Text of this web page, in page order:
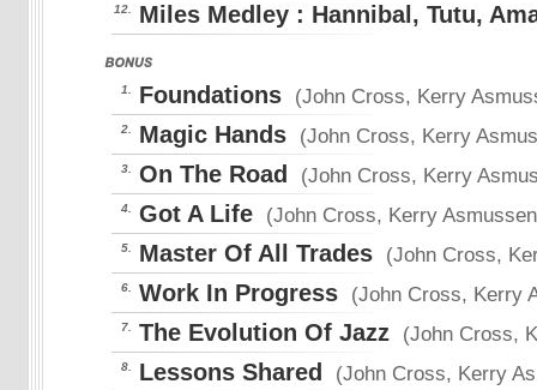
12. Miles Medley : Hannibal, Tutu,
1. Foundations (John Cross, Kerry
2. Magic Hands (John Cross, Kerry
3. On The Road (John Cross, Kerry
4. Got A Life (John Cross, Kerry Asmussen
5. Master Of All Trades (John Cross,
6. Work In Progress (John Cross, Kerry
7. The Evolution Of Jazz (John Cross,
8. Lessons Shared (John Cross, Kerry